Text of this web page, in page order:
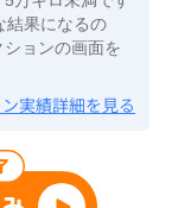
結果になるの
ョンの画面を
実績詳細を見る